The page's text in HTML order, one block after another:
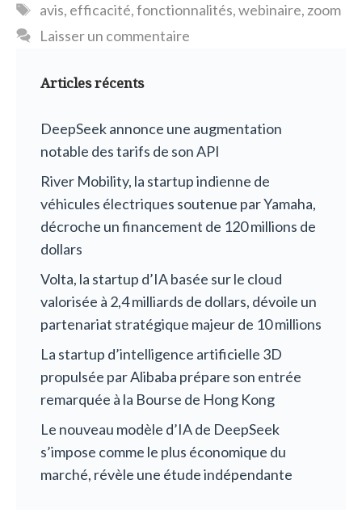
Étiquettes
avis, efficacité,fonctionnalités,webinaire, zoom
Laisser un commentaire
Articles récents
DeepSeek annonce une augmentation
notable des tarifs de son API
River Mobility, la startup indienne de
véhicules électriques soutenue par Yamaha,
décroche un financement de 120 millions de
dollars
Volta, la startup d’IA basée sur le cloud
valorisée à 2,4 milliards de dollars, dévoile un
partenariat stratégique majeur de 10 millions
La startup d’intelligence artificielle 3D
propulsée par Alibaba prépare son entrée
remarquée à la Bourse de Hong Kong
Le nouveau modèle d’IA de DeepSeek
s’impose comme le plus économique du
marché, révèle une étude indépendante